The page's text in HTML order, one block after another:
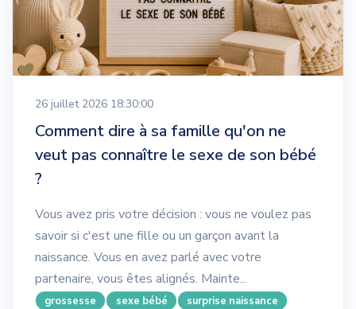
26 juillet 2026 18:30:00
Comment dire à sa famille qu'on ne
veut pas connaître le sexe de son bébé
?
Vous avez pris votre décision : vous ne voulez pas
savoir si c'est une fille ou un garçon avant la
naissance. Vous en avez parlé avec votre
partenaire, vous êtes alignés. Mainte...
grossesse sexe bébé
surprise naissance